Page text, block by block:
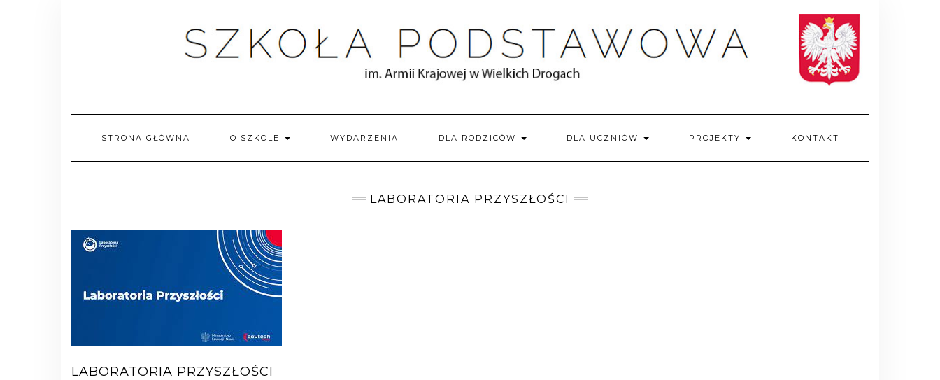
STRONA GŁÓWNA O SZKOLE WYDARZENIA DLA RODZICÓW DLA UCZNIÓW PROJEKTY KONTAKT
LABORATORIA PRZYSZŁOŚCI
LABORATORIA PRZYSZŁOŚCI